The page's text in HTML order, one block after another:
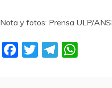
Nota y fotos: Prensa ULP/ANSL.
F
T
T